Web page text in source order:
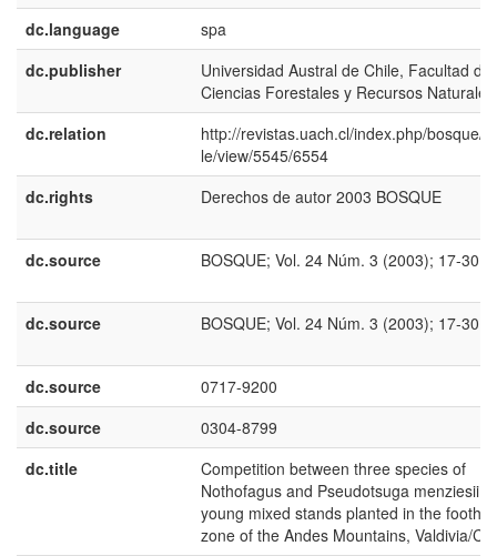
dc.language
spa
dc.publisher
Universidad Austral de Chile, Facultad de
Ciencias Forestales y Recursos
dc.relation
http://revistas.uach.cl/index.php/bosque/
le/view/5545/6554
dc.rights
Derechos de autor 2003 BOSQUE
dc.source BOSQUE; Vol. 24 Núm. 3 (2003); 17-30
dc.source BOSQUE; Vol. 24 Núm. 3 (2003); 17-30
dc.source
0717-9200
dc.source
0304-8799
dc.title
Competition between three species of
Nothofagus and Pseudotsuga menziesii in
young mixed stands planted in the foothill
zone of the Andes Mountains, Valdivia/